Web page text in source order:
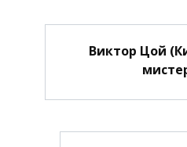
Виктор Цой